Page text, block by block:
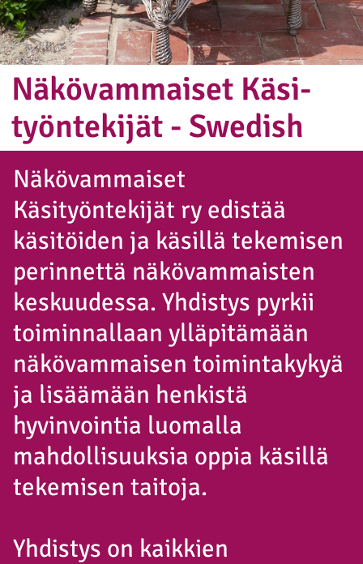
Näkö­vam­mai­set Kä­si­
työn­te­kijät - Swedish
Näkövammaiset
Käsityöntekijät ry edistää
käsitöiden ja käsillä tekemisen
perinnettä näkövammaisten
keskuudessa. Yhdistys pyrkii
toiminnallaan ylläpitämään
näkövammaisen toimintakykyä
ja lisäämään henkistä
hyvinvointia luomalla
mahdollisuuksia oppia käsillä
tekemisen taitoja.
Yhdistys on kaikkien